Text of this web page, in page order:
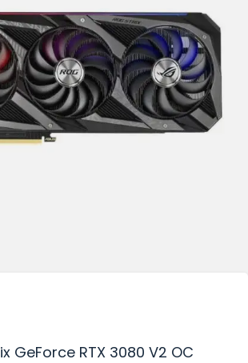
GeForce RTX 3080 V2 OC